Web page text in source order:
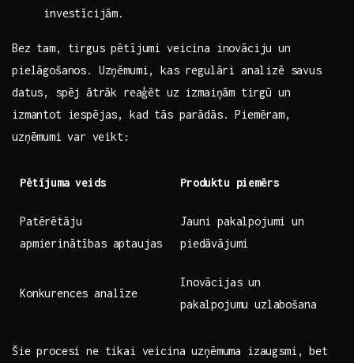
investīcijām.
Bez tam, tirgus pētījumi veicina inovāciju un​
pielāgošanos. Uzņēmumi, kas ⁤regulāri analizē savus‌
datus, spēj⁣ ātrāk reaģēt uz izmaiņām ⁤tirgū un
izmantot iespējas, kad tās‌ parādās. Piemēram,
uzņēmumi⁤ var⁢ veikt:
Pētījuma ⁣veids Produktu piemērs
Patērētāju
apmierinātības aptaujas
Jauni ​pakalpojumi un
piedāvājumi
Konkurences analīze
Inovācijas un‍
pakalpojumu uzlabošana
Šie procesi ne tikai veicina uzņēmuma​ izaugsmi, bet‌